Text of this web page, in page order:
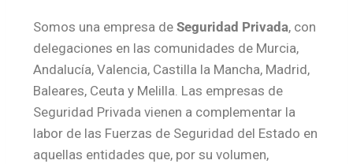
Somos una empresa de Seguridad Privada, con
delegaciones en las comunidades de Murcia,
Andalucía, Valencia, Castilla la Mancha, Madrid,
Baleares, Ceuta y Melilla. Las empresas de
Seguridad Privada vienen a complementar la
labor de las Fuerzas de Seguridad del Estado en
aquellas entidades que, por su volumen,